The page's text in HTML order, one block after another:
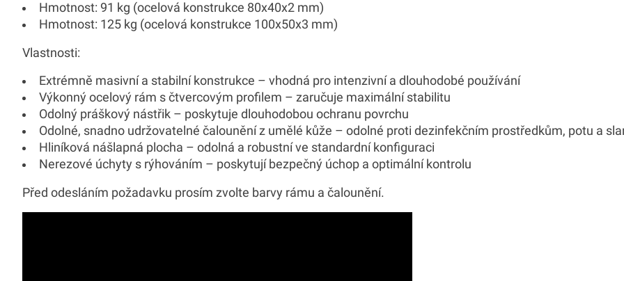
Hmotnost: 91 kg (ocelová konstrukce 80x40x2 mm)
Hmotnost: 125 kg (ocelová konstrukce 100x50x3 mm)
Vlastnosti:
Extrémně masivní a stabilní konstrukce – vhodná pro intenzivní a dlouhodobé používání
Výkonný ocelový rám s čtvercovým profilem – zaručuje maximální stabilitu
Odolný práškový nástřik – poskytuje dlouhodobou ochranu povrchu
Odolné, snadno udržovatelné čalounění z umělé kůže – odolné proti dezinfekčním prostředkům, potu a
Hliníková nášlapná plocha – odolná a robustní ve standardní konfiguraci
Nerezové úchyty s rýhováním – poskytují bezpečný úchop a optimální kontrolu
Před odesláním požadavku prosím zvolte barvy rámu a čalounění.